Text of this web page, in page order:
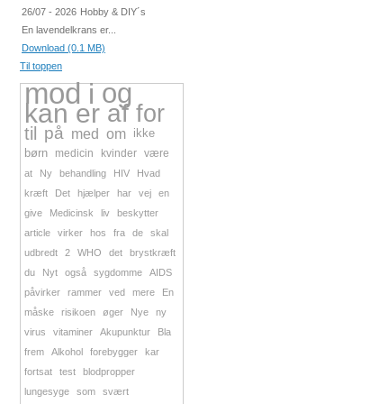
26/07 - 2026 Hobby & DIY´s
En lavendelkrans er...
Download (0.1 MB)
Til toppen
mod i og
kan er af for
til på med om ikke
børn
medicin kvinder
være
at
Ny behandling HIV
Hvad
kræft
Det hjælper har vej
en
give
Medicinsk liv
beskytter
article
virker hos fra de
skal
udbredt
2 WHO det
brystkræft
du
Nyt også sygdomme
AIDS
påvirker
rammer ved mere
En
måske
risikoen øger Nye
ny
virus
vitaminer Akupunktur
Bla
frem
Alkohol forebygger
kar
fortsat
test
blodpropper
lungesyge
som
svært